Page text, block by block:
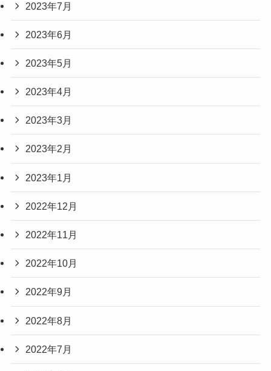
2023年7月
2023年6月
2023年5月
2023年4月
2023年3月
2023年2月
2023年1月
2022年12月
2022年11月
2022年10月
2022年9月
2022年8月
2022年7月